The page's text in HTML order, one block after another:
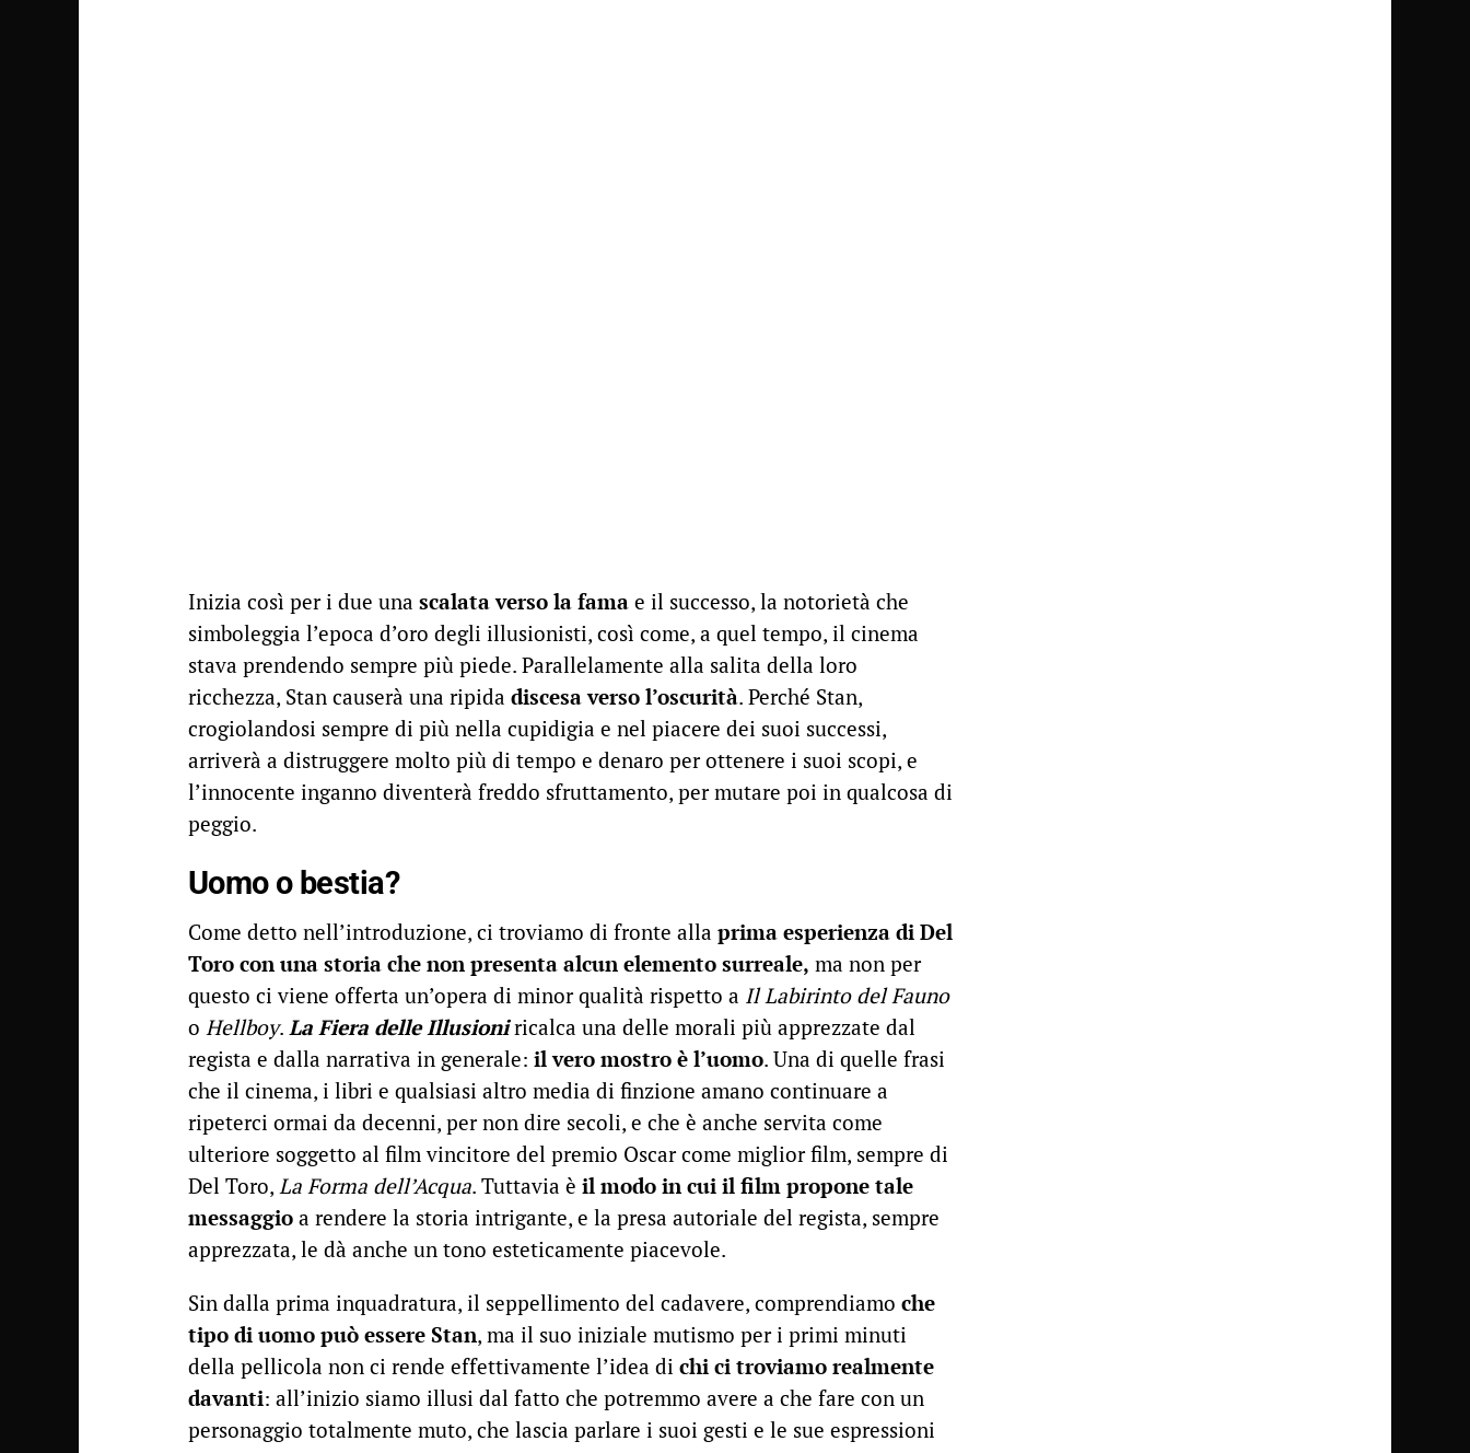
Inizia così per i due una scalata verso la fama e il successo, la notorietà che
simboleggia l’epoca d’oro degli illusionisti, così come, a quel tempo, il cinema
stava prendendo sempre più piede. Parallelamente alla salita della loro
ricchezza, Stan causerà una ripida discesa verso l’oscurità. Perché Stan,
crogiolandosi sempre di più nella cupidigia e nel piacere dei suoi successi,
arriverà a distruggere molto più di tempo e denaro per ottenere i suoi scopi, e
l’innocente inganno diventerà freddo sfruttamento, per mutare poi in qualcosa di
peggio.
Uomo o bestia?
Come detto nell’introduzione, ci troviamo di fronte alla prima esperienza di Del
Toro con una storia che non presenta alcun elemento surreale, ma non per
questo ci viene offerta un’opera di minor qualità rispetto a Il Labirinto del Fauno
o Hellboy. La Fiera delle Illusioni ricalca una delle morali più apprezzate dal
regista e dalla narrativa in generale: il vero mostro è l’uomo. Una di quelle frasi
che il cinema, i libri e qualsiasi altro media di finzione amano continuare a
ripeterci ormai da decenni, per non dire secoli, e che è anche servita come
ulteriore soggetto al film vincitore del premio Oscar come miglior film, sempre di
Del Toro, La Forma dell’Acqua. Tuttavia è il modo in cui il film propone tale
messaggio a rendere la storia intrigante, e la presa autoriale del regista, sempre
apprezzata, le dà anche un tono esteticamente piacevole.
Sin dalla prima inquadratura, il seppellimento del cadavere, comprendiamo che
tipo di uomo può essere Stan, ma il suo iniziale mutismo per i primi minuti
della pellicola non ci rende effettivamente l’idea di chi ci troviamo realmente
davanti: all’inizio siamo illusi dal fatto che potremmo avere a che fare con un
personaggio totalmente muto, che lascia parlare i suoi gesti e le sue espressioni